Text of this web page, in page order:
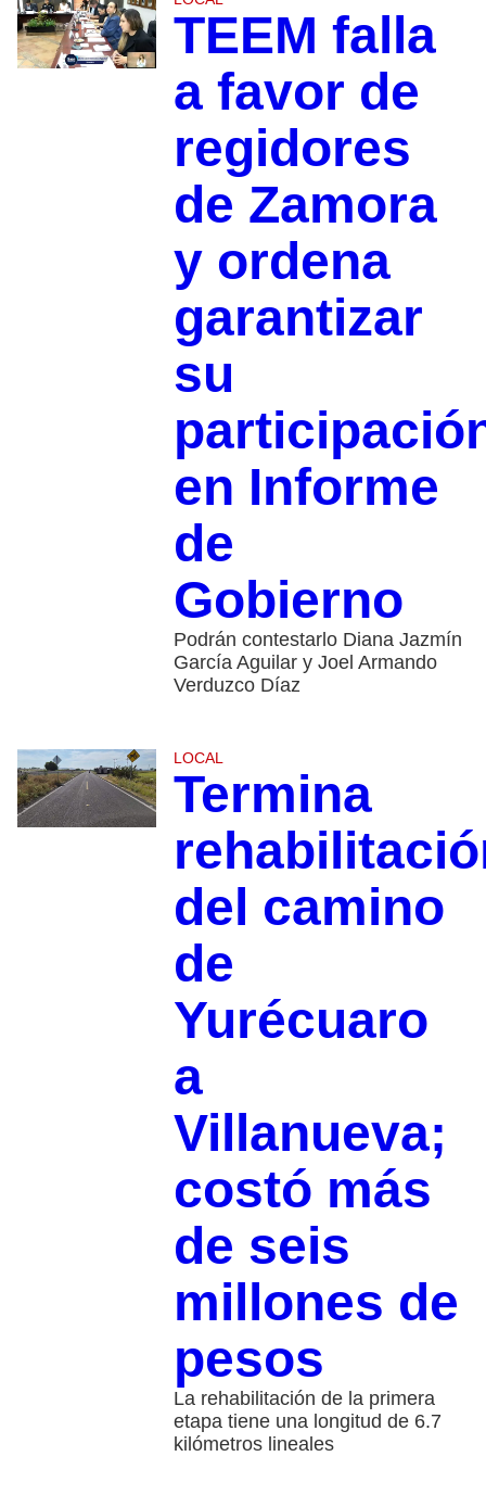
TEEM falla
a favor de
regidores
de Zamora
y ordena
garantizar
su
en Informe
de
Gobierno
Podrán contestarlo Diana Jazmín
García Aguilar y Joel Armando
Verduzco Díaz
LOCAL
Termina
del camino
de
Yurécuaro
a
Villanueva;
costó más
de seis
millones de
pesos
La rehabilitación de la primera
etapa tiene una longitud de 6.7
kilómetros lineales